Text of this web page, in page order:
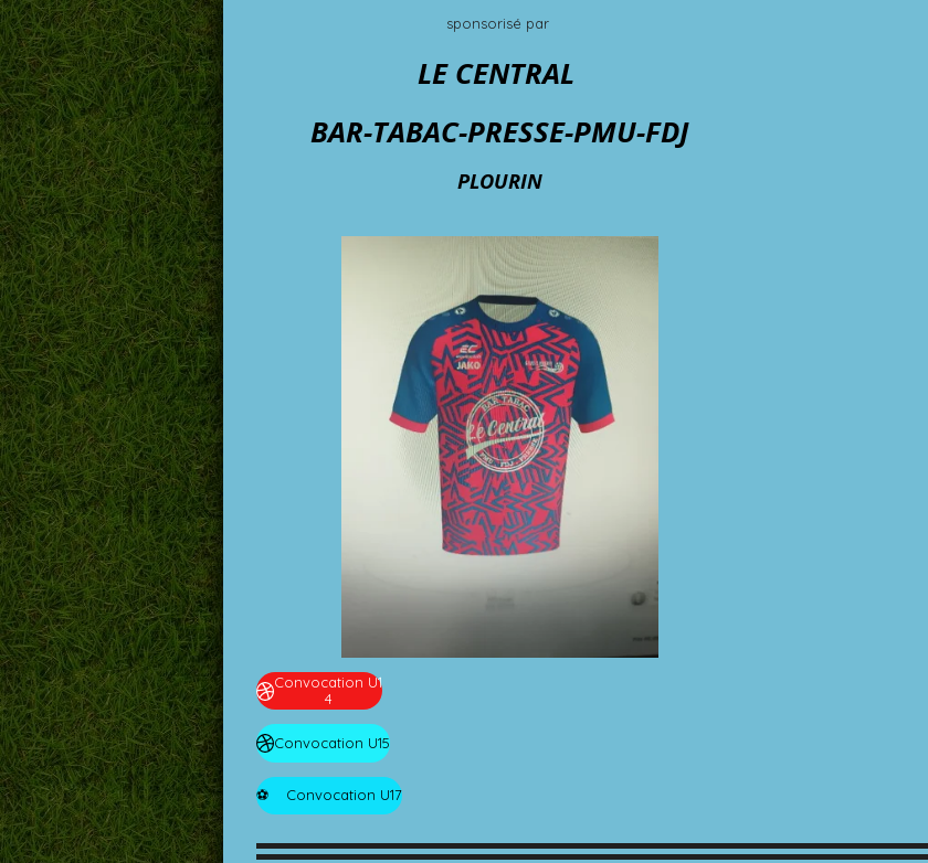
sponsorisé par
LE CENTRAL
BAR-TABAC-PRESSE-PMU-FDJ
PLOURIN
Convocation U1
4
Convocation U15
⚽️ Convocation U17